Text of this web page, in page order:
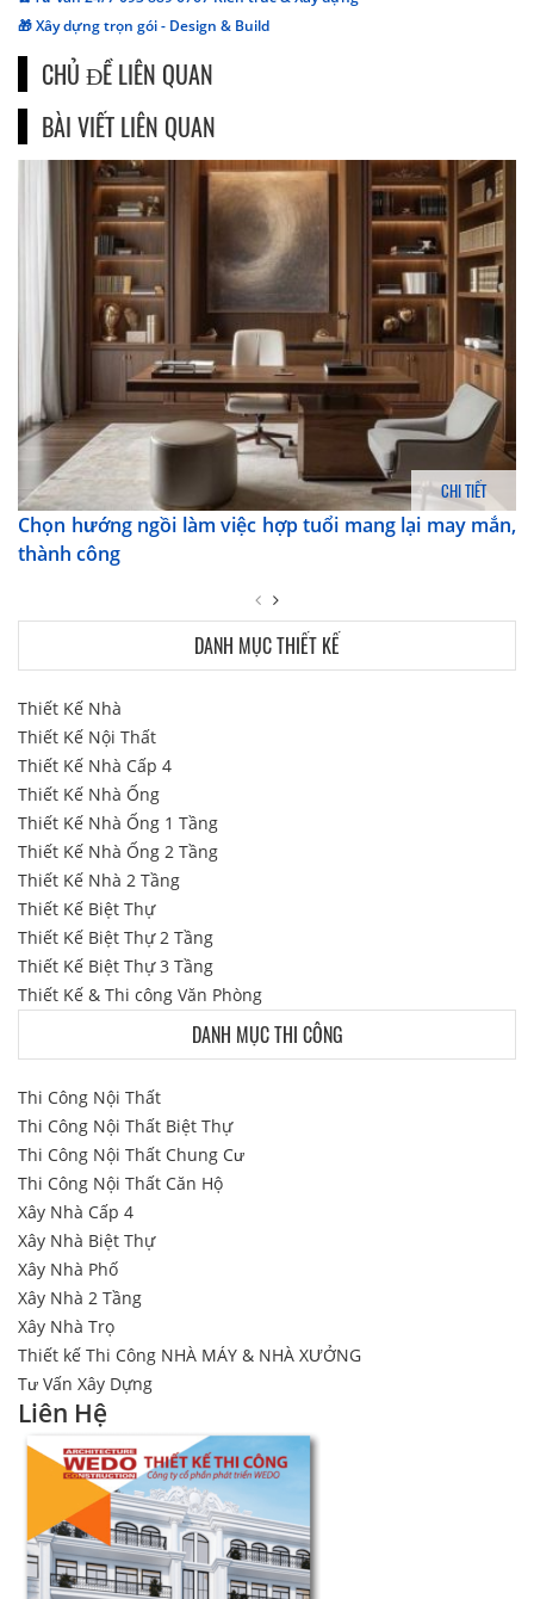
🎁 Xây dựng trọn gói - Design & Build
CHỦ ĐỀ LIÊN QUAN
BÀI VIẾT LIÊN QUAN
CHI TIẾT
Chọn hướng ngồi làm việc hợp tuổi mang lại may mắn,
thành công
DANH MỤC THIẾT KẾ
Thiết Kế Nhà
Thiết Kế Nội Thất
Thiết Kế Nhà Cấp 4
Thiết Kế Nhà Ống
Thiết Kế Nhà Ống 1 Tầng
Thiết Kế Nhà Ống 2 Tầng
Thiết Kế Nhà 2 Tầng
Thiết Kế Biệt Thự
Thiết Kế Biệt Thự 2 Tầng
Thiết Kế Biệt Thự 3 Tầng
Thiết Kế & Thi công Văn Phòng
DANH MỤC THI CÔNG
Thi Công Nội Thất
Thi Công Nội Thất Biệt Thự
Thi Công Nội Thất Chung Cư
Thi Công Nội Thất Căn Hộ
Xây Nhà Cấp 4
Xây Nhà Biệt Thự
Xây Nhà Phố
Xây Nhà 2 Tầng
Xây Nhà Trọ
Thiết kế Thi Công NHÀ MÁY & NHÀ XƯỞNG
Tư Vấn Xây Dựng
Liên Hệ